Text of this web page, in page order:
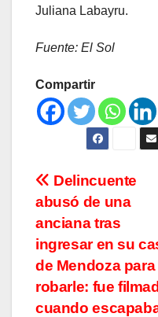
Juliana Labayru.
Fuente: El Sol
Compartir
de
entradas
Delincuente
abusó de una
anciana tras
ingresar en su
de Mendoza para
robarle: fue
cuando